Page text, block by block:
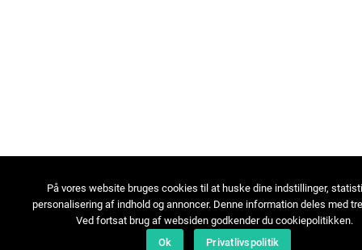
På vores website bruges cookies til at huske dine indstillinger,
personalisering af indhold og annoncer. Denne information deles med
Ved fortsat brug af websiden godkender du cookiepolitikken.
Ok
Privatlivspolitik